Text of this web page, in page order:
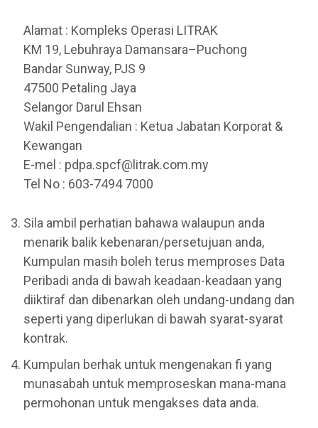
Alamat : Kompleks Operasi LITRAK
KM 19, Lebuhraya Damansara–Puchong
Bandar Sunway, PJS 9
47500 Petaling Jaya
Selangor Darul Ehsan
Wakil Pengendalian : Ketua Jabatan Korporat &
Kewangan
E-mel : pdpa.spcf@litrak.com.my
Tel No : 603-7494 7000
Sila ambil perhatian bahawa walaupun anda
menarik balik kebenaran/persetujuan anda,
Kumpulan masih boleh terus memproses Data
Peribadi anda di bawah keadaan-keadaan yang
diiktiraf dan dibenarkan oleh undang-undang dan
seperti yang diperlukan di bawah syarat-syarat
kontrak.
Kumpulan berhak untuk mengenakan fi yang
munasabah untuk memproseskan mana-mana
permohonan untuk mengakses data anda.